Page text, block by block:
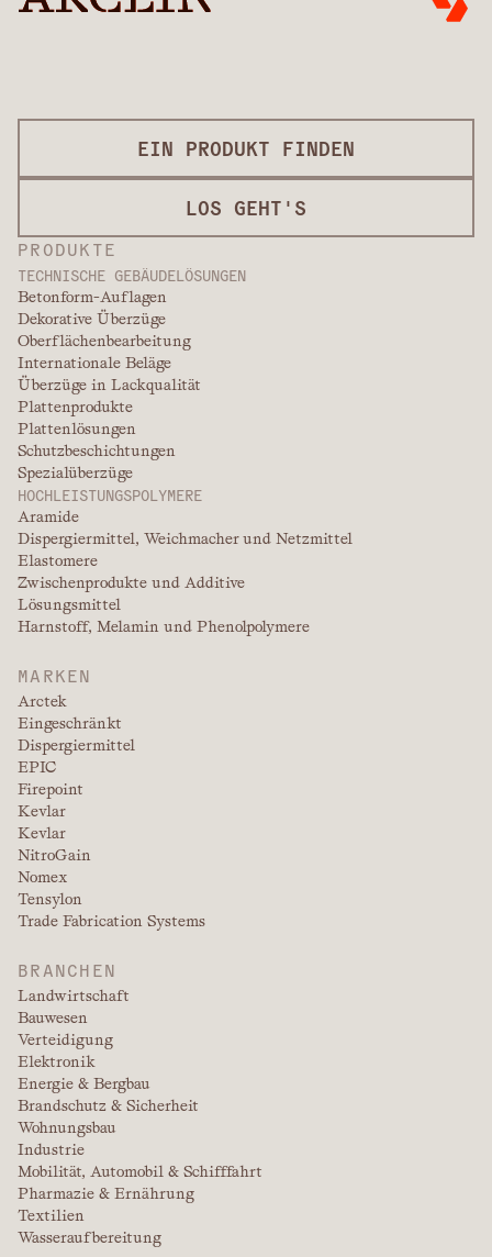
PRODUKTE
TECHNISCHE GEBÄUDELÖSUNGEN
Betonform-Auflagen
Dekorative Überzüge
Oberflächenbearbeitung
Internationale Beläge
Überzüge in Lackqualität
Plattenprodukte
Plattenlösungen
Schutzbeschichtungen
Spezialüberzüge
HOCHLEISTUNGSPOLYMERE
Aramide
Dispergiermittel, Weichmacher und Netzmittel
Elastomere
Zwischenprodukte und Additive
Lösungsmittel
Harnstoff, Melamin und Phenolpolymere
MARKEN
Arctek
Eingeschränkt
Dispergiermittel
EPIC
Firepoint
Kevlar
Kevlar
NitroGain
Nomex
Tensylon
Trade Fabrication Systems
BRANCHEN
Landwirtschaft
Bauwesen
Verteidigung
Elektronik
Energie & Bergbau
Brandschutz & Sicherheit
Wohnungsbau
Industrie
Mobilität, Automobil & Schifffahrt
Pharmazie & Ernährung
Textilien
Wasseraufbereitung
EIN PRODUKT FINDEN
LOS GEHT'S